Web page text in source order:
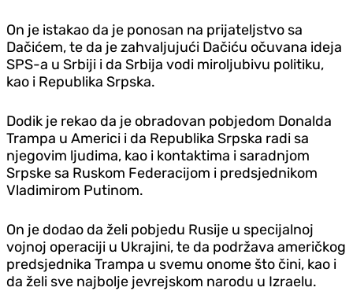
On je istakao da je ponosan na prijateljstvo sa
Dačićem, te da je zahvaljujući Dačiću očuvana ideja
SPS-a u Srbiji i da Srbija vodi miroljubivu politiku,
kao i Republika Srpska.
Dodik je rekao da je obradovan pobjedom Donalda
Trampa u Americi i da Republika Srpska radi sa
njegovim ljudima, kao i kontaktima i saradnjom
Srpske sa Ruskom Federacijom i predsjednikom
Vladimirom Putinom.
On je dodao da želi pobjedu Rusije u specijalnoj
vojnoj operaciji u Ukrajini, te da podržava američkog
predsjednika Trampa u svemu onome što čini, kao i
da želi sve najbolje jevrejskom narodu u Izraelu.